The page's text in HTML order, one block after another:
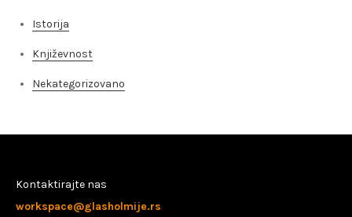
Istorija
Književnost
Nekategorizovano
Kontaktirajte nas
workspace@glasholmije.rs